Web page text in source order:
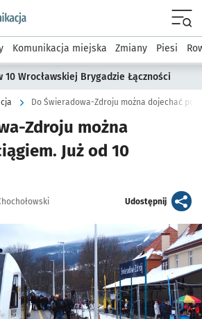
podserwis: Komunikacja
Komunikacja miejska Zmiany Piesi
10 Wrocławskiej Brygadzie Łączności
Do Świeradowa-Zdroju można dojechać
Zdroju można
Już od 10
Udostępnijartykuł